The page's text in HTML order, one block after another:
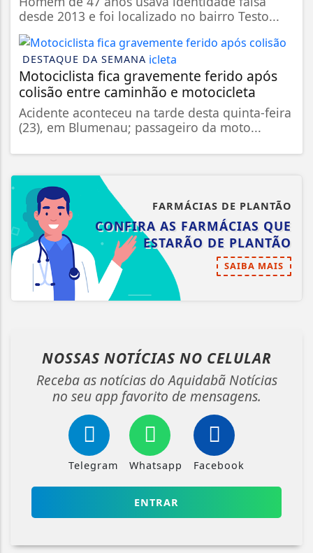
desde 2013 e foi localizado no bairro Testo...
DESTAQUE DA SEMANA
Motociclista fica gravemente ferido após
colisão entre caminhão e motocicleta
Acidente aconteceu na tarde desta quinta-feira
(23), em Blumenau; passageiro da moto...
FARMÁCIAS DE PLANTÃO
CONFIRA AS FARMÁCIAS QUE
ESTARÃO DE PLANTÃO
SAIBA MAIS
NOSSAS NOTÍCIAS NO CELULAR
Receba as notícias do Aquidabã Notícias
no seu app favorito de mensagens.
Telegram Whatsapp Facebook
ENTRAR